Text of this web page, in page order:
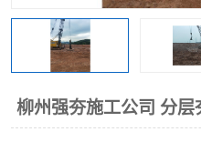
柳州强夯施工公司 分